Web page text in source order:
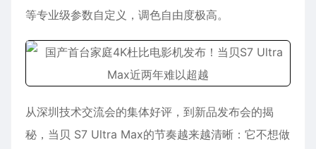
等专业级参数自定义，调色自由度极高。
从深圳技术交流会的集体好评，到新品发布会的揭
秘，当贝 S7 Ultra Max的节奏越来越清晰：它不想做